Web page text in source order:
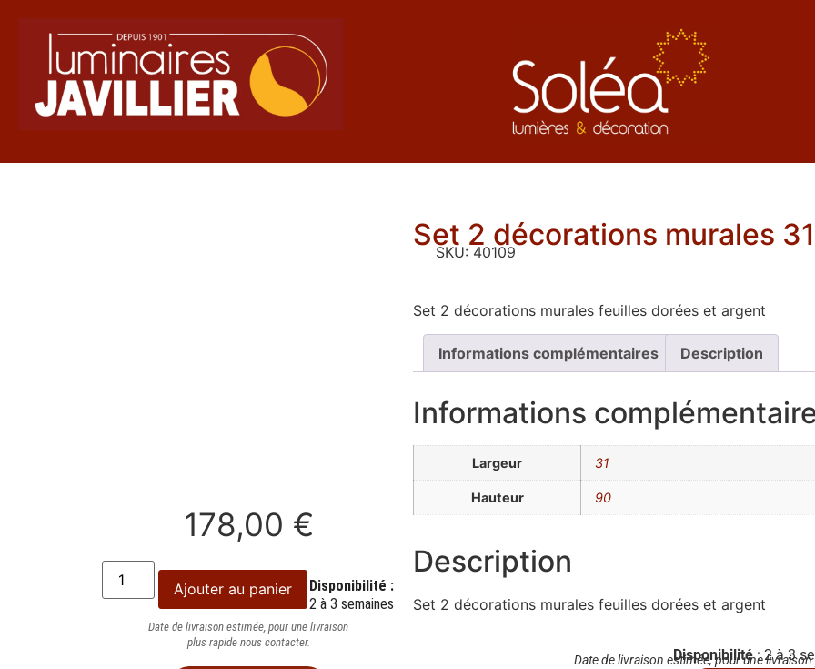
178,00 €
Ajouter au panier
Disponibilité :
2 à 3 semaines
Date de livraison estimée, pour une livraison
plus rapide nous contacter.
Set 2 décorations murales
SKU: 40109
Set 2 décorations murales feuilles dorées et argent
Informations complémentaires Description
Informations
Largeur 31
Hauteur 90
Description
Set 2 décorations murales feuilles dorées et argent
Disponibilité: 2 à 3
Date de livraison estimée, pour une